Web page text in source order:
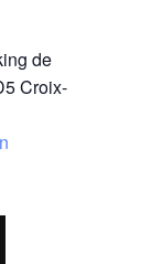
de
Croix-